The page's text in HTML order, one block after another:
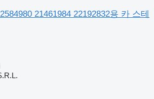
21461984 22192832용 카 스테